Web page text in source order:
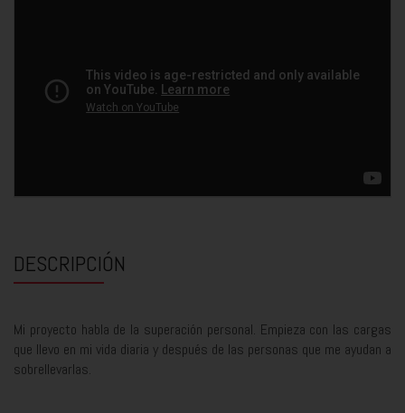
DESCRIPCIÓN
Mi proyecto habla de la superación personal. Empieza con las cargas
que llevo en mi vida diaria y después de las personas que me ayudan a
sobrellevarlas.